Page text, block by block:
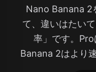
Nano Banana 2
て、違いはたい
率」です。Pro
Banana 2はより